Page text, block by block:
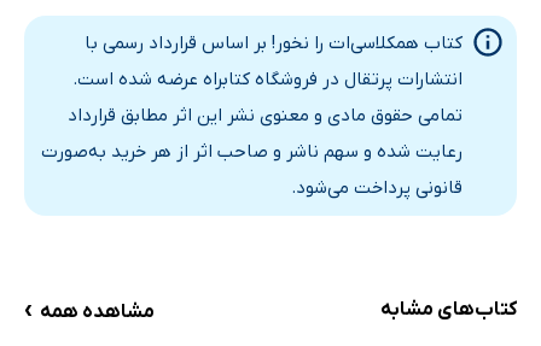
کتاب ھمکلاسی‌ات را نخور! بر اساس قرارداد رسمی با
انتشارات پرتقال در فروشگاه کتابراه عرضه شده است.
تمامی حقوق مادی و معنوی نشر این اثر مطابق قرارداد
رعایت شده و سهم ناشر و صاحب اثر از هر خرید به‌صورت
قانونی پرداخت می‌شود.
کتاب‌های مشابه مشاهده همه ›